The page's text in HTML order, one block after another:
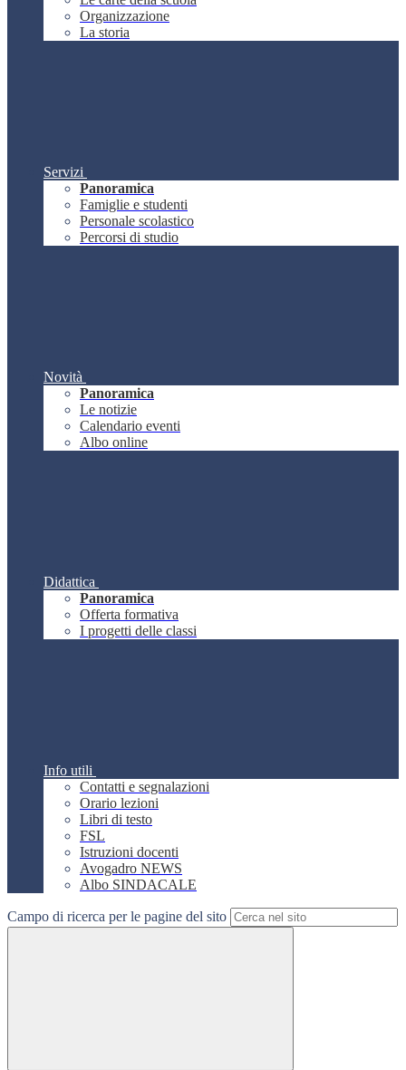
Organizzazione
La storia
Servizi
Panoramica
Famiglie e studenti
Personale scolastico
Percorsi di studio
Novità
Panoramica
Le notizie
Calendario eventi
Albo online
Didattica
Panoramica
Offerta formativa
I progetti delle classi
Info utili
Contatti e segnalazioni
Orario lezioni
Libri di testo
FSL
Istruzioni docenti
Avogadro NEWS
Albo SINDACALE
Campo di ricerca per le pagine del sito